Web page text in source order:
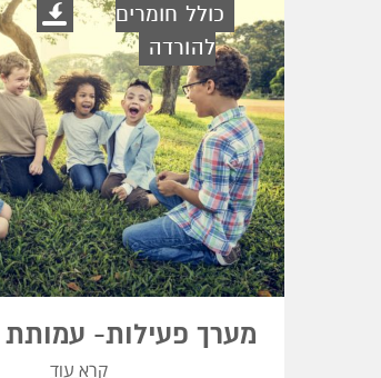
כולל חומרים
להורדה
מערך פעילות- עמותת
קרא עוד